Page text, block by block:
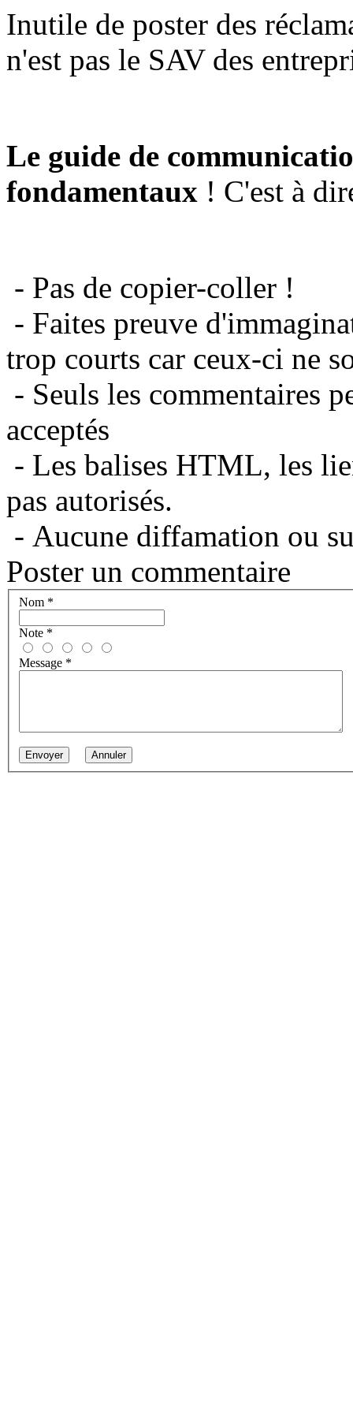
Inutile de poster des
n'est pas le SAV des
Le guide de
fondamentaux ! C'est à
- Pas de copier-coller !
- Faites preuve
trop courts car ceux-ci ne
- Seuls les commentaires
acceptés
- Les balises HTML, les
pas autorisés.
- Aucune diffamation ou
Poster un commentaire
Nom *
Note *
Message *